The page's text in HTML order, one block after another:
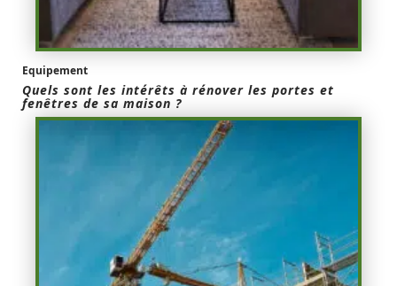
Equipement
Quels sont les intérêts à rénover les portes et
fenêtres de sa maison ?